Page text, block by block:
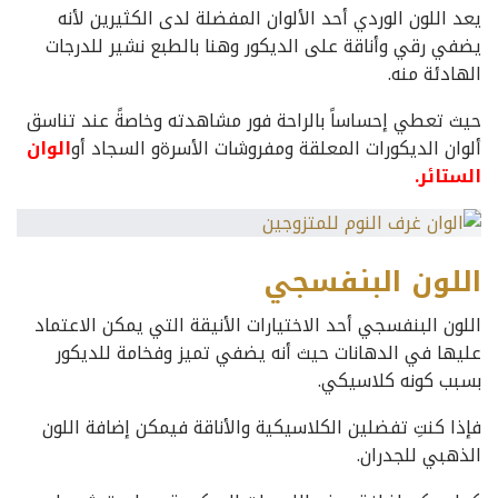
يعد اللون الوردي أحد الألوان المفضلة لدى الكثيرين لأنه
يضفي رقي وأناقة على الديكور وهنا بالطبع نشير للدرجات
الهادئة منه.
حيث تعطي إحساساً بالراحة فور مشاهدته وخاصةً عند تناسق
ألوان الديكورات المعلقة ومفروشات الأسرةو السجاد أوالوان
الستائر.
اللون البنفسجي
اللون البنفسجي أحد الاختيارات الأنيقة التي يمكن الاعتماد
عليها في الدهانات حيث أنه يضفي تميز وفخامة للديكور
بسبب كونه كلاسيكي.
فإذا كنتِ تفضلين الكلاسيكية والأناقة فيمكن إضافة اللون
الذهبي للجدران.